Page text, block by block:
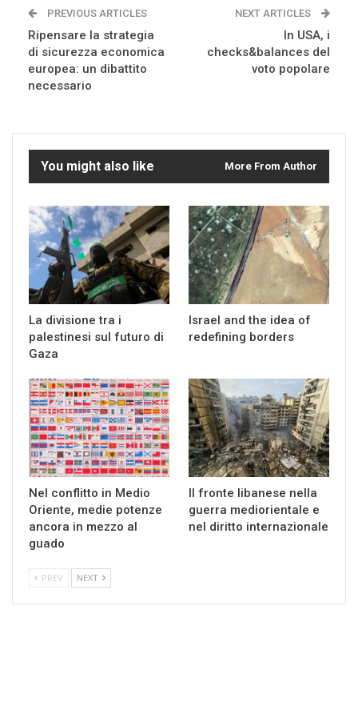
PREVIOUS ARTICLES
Ripensare la strategia
di sicurezza economica
europea: un dibattito
necessario
NEXT ARTICLES
In USA, i
checks&balances del
voto popolare
You might also like More From Author
La divisione tra i
palestinesi sul futuro di
Gaza
Israel and the idea of
redefining borders
Nel conflitto in Medio
Oriente, medie potenze
ancora in mezzo al
guado
Il fronte libanese nella
guerra mediorientale e
nel diritto internazionale
PREV NEXT